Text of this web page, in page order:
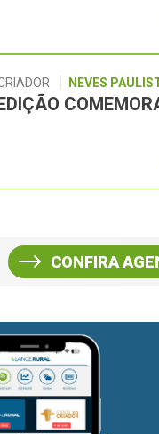
NEVES
CONFIRA